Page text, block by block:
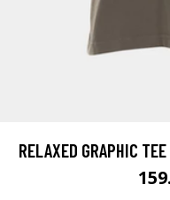
RELAXED GRAPHIC